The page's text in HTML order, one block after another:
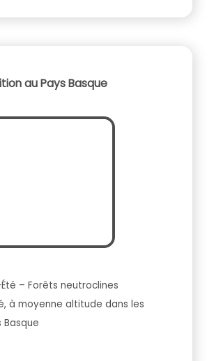
au Pays Basque
– Forêts neutroclines
à moyenne altitude dans les
Basque